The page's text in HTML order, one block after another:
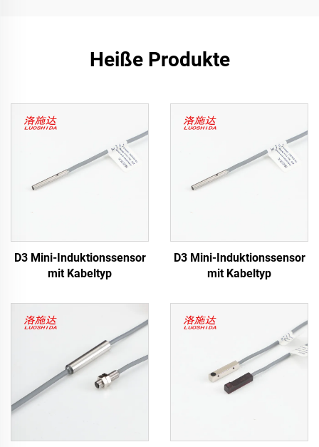
Heiße Produkte
D3 Mini-Induktionssensor
mit Kabeltyp
D3 Mini-Induktionssensor
mit Kabeltyp